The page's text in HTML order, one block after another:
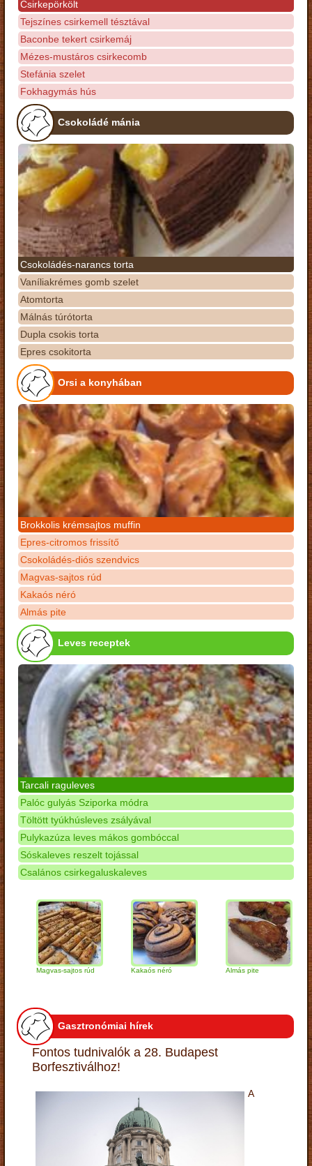
Csirkepörkölt
Tejszínes csirkemell tésztával
Baconbe tekert csirkemáj
Mézes-mustáros csirkecomb
Stefánia szelet
Fokhagymás hús
Csokoládé mánia
Csokoládés-narancs torta
Vaníliakrémes gomb szelet
Atomtorta
Málnás túrótorta
Dupla csokis torta
Epres csokitorta
Orsi a konyhában
Brokkolis krémsajtos muffin
Epres-citromos frissítő
Csokoládés-diós szendvics
Magvas-sajtos rúd
Kakaós néró
Almás pite
Leves receptek
Tarcali raguleves
Palóc gulyás Sziporka módra
Töltött tyúkhúsleves zsályával
Pulykazúza leves mákos gombóccal
Sóskaleves reszelt tojással
Csalános csirkegaluskaleves
Magvas-sajtos rúd Kakaós néró Almás pite
Gasztronómiai hírek
Fontos tudnivalók a 28. Budapest
Borfesztiválhoz!
A